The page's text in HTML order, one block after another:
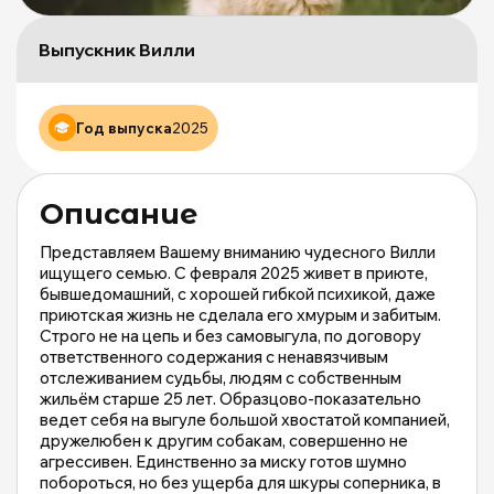
Описание
Представляем Вашему вниманию чудесного Вилли
ищущего семью. С февраля 2025 живет в приюте,
бывшедомашний, с хорошей гибкой психикой, даже
приютская жизнь не сделала его хмурым и забитым.
Строго не на цепь и без самовыгула, по договору
ответственного содержания с ненавязчивым
отслеживанием судьбы, людям с собственным
жильём старше 25 лет. Образцово-показательно
ведет себя на выгуле большой хвостатой компанией,
дружелюбен к другим собакам, совершенно не
агрессивен. Единственно за миску готов шумно
побороться, но без ущерба для шкуры соперника, в
Выпускник Вилли
Год выпуска2025